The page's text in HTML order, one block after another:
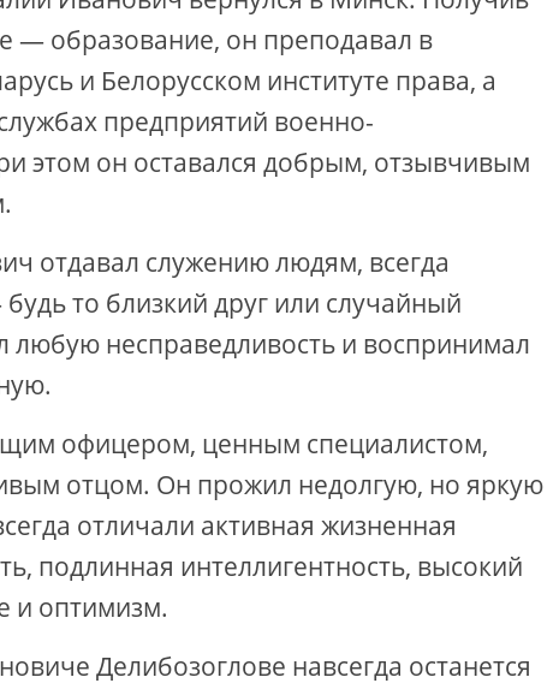
образование, он преподавал в
и Белорусском институте права, а
предприятий военно-
этом он оставался добрым, отзывчивым
отдавал служению людям, всегда
то близкий друг или случайный
несправедливость и воспринимал
офицером, ценным специалистом,
отцом. Он прожил недолгую, но яркую
отличали активная жизненная
подлинная интеллигентность, высокий
и оптимизм.
Делибозоглове навсегда останется